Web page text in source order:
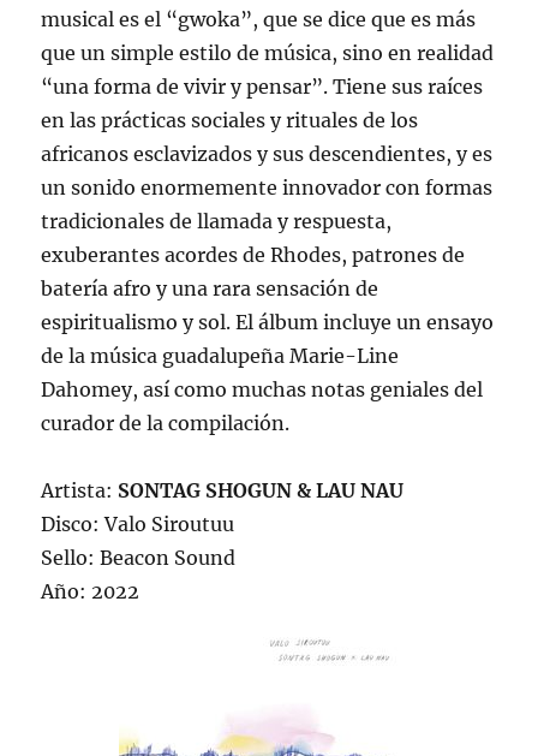
musical es el “gwoka”, que se dice que es más
que un simple estilo de música, sino en realidad
“una forma de vivir y pensar”. Tiene sus raíces
en las prácticas sociales y rituales de los
africanos esclavizados y sus descendientes, y es
un sonido enormemente innovador con formas
tradicionales de llamada y respuesta,
exuberantes acordes de Rhodes, patrones de
batería afro y una rara sensación de
espiritualismo y sol. El álbum incluye un ensayo
de la música guadalupeña Marie-Line
Dahomey, así como muchas notas geniales del
curador de la compilación.
Artista: SONTAG SHOGUN & LAU NAU
Disco: Valo Siroutuu
Sello: Beacon Sound
Año: 2022